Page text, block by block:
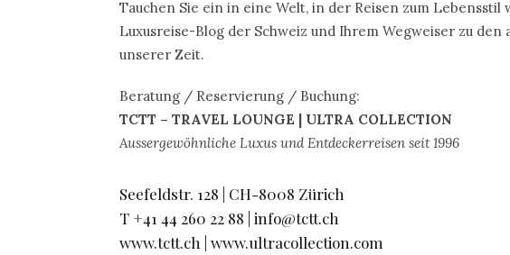
Tauchen Sie ein in eine Welt, in der Reisen zum Lebensstil
Luxusreise-Blog der Schweiz und Ihrem Wegweiser zu
unserer Zeit.
Beratung / Reservierung / Buchung:
TCTT – TRAVEL LOUNGE | ULTRA COLLECTION
Aussergewöhnliche Luxus und Entdeckerreisen seit 1996
Seefeldstr. 128 | CH-8008 Zürich
T +41 44 260 22 88 | info@tctt.ch
www.tctt.ch www.ultracollection.com